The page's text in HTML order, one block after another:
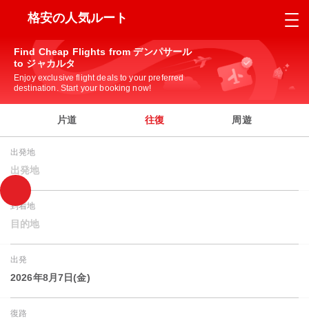
格安の人気ルート
Find Cheap Flights from デンパサール
to ジャカルタ
Enjoy exclusive flight deals to your preferred
destination. Start your booking now!
片道 往復 周遊
出発地
出発地
到着地
目的地
出発
2026年8月7日(金)
復路